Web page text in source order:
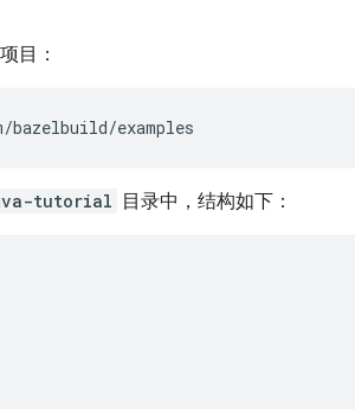
目：
examples
tutorial 目录中，结构如下：